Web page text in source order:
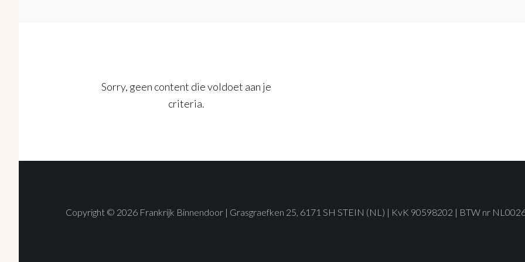
Sorry, geen content die voldoet aan je
criteria.
Copyright © 2026 Frankrijk Binnendoor | Grasgraefken 25, 6171 SH STEIN (NL) | KvK 90598202 | BTW nr